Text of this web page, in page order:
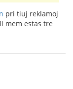
pri tiuj reklamoj
mem estas tre